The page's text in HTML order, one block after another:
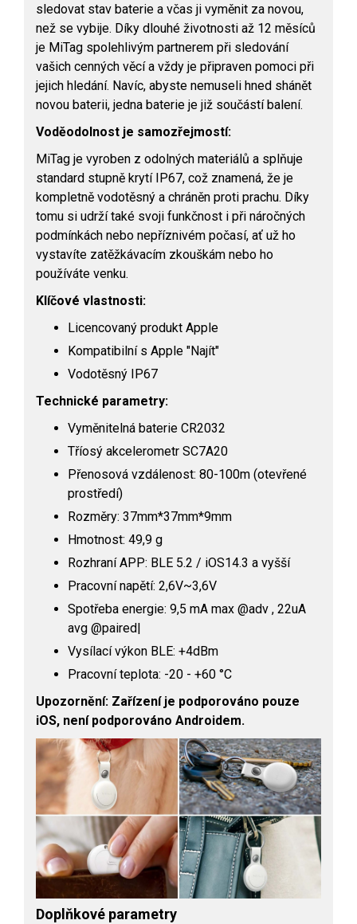
sledovat stav baterie a včas ji vyměnit za novou,
než se vybije. Díky dlouhé životnosti až 12 měsíců
je MiTag spolehlivým partnerem při sledování
vašich cenných věcí a vždy je připraven pomoci při
jejich hledání. Navíc, abyste nemuseli hned shánět
novou baterii, jedna baterie je již součástí balení.
Voděodolnost je samozřejmostí:
MiTag je vyroben z odolných materiálů a splňuje
standard stupně krytí IP67, což znamená, že je
kompletně vodotěsný a chráněn proti prachu. Díky
tomu si udrží také svoji funkčnost i při náročných
podmínkách nebo nepříznivém počasí, ať už ho
vystavíte zatěžkávacím zkouškám nebo ho
používáte venku.
Klíčové vlastnosti:
Licencovaný produkt Apple
Kompatibilní s Apple "Najít"
Vodotěsný IP67
Technické parametry:
Vyměnitelná baterie CR2032
Tříosý akcelerometr SC7A20
Přenosová vzdálenost: 80-100m (otevřené
prostředí)
Rozměry: 37mm*37mm*9mm
Hmotnost: 49,9 g
Rozhraní APP: BLE 5.2 / iOS14.3 a vyšší
Pracovní napětí: 2,6V~3,6V
Spotřeba energie: 9,5 mA max @adv , 22uA
avg @paired|
Vysílací výkon BLE: +4dBm
Pracovní teplota: -20 - +60 °C
Upozornění: Zařízení je podporováno pouze
iOS, není podporováno Androidem.
Doplňkové parametry